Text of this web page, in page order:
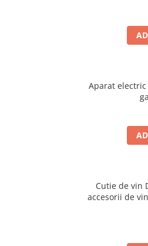
Aparat
Cutie de vin
accesorii de